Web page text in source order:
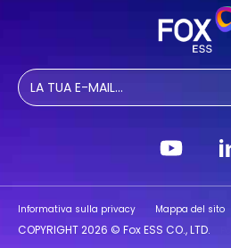
COPYRIGHT 2026 © Fox ESS CO., LTD.
Informativa sulla privacy Mappa del sito